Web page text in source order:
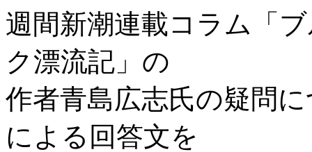
週間新潮連載コラム「
ク漂流記」の
作者青島広志氏の疑問
による回答文を